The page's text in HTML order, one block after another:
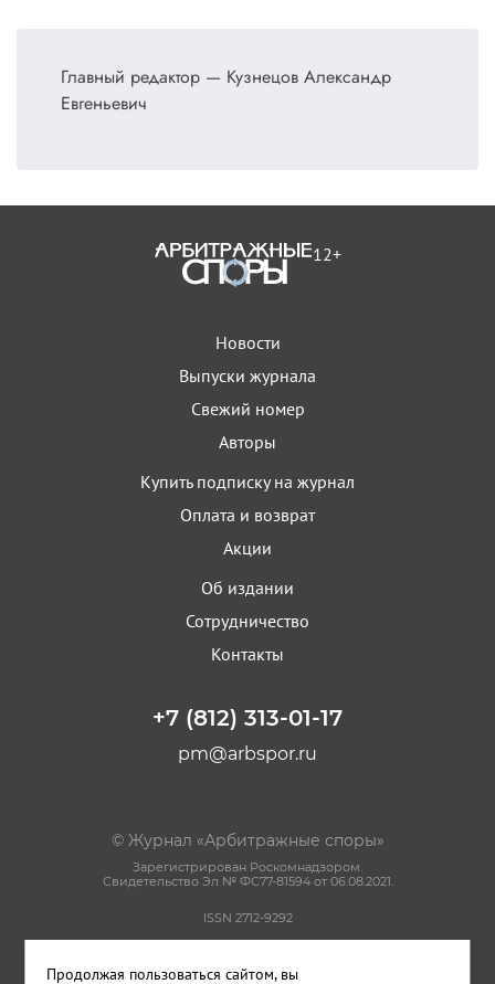
Главный редактор — Кузнецов Александр
Евгеньевич
12+
Новости
Выпуски журнала
Свежий номер
Авторы
Купить подписку на журнал
Оплата и возврат
Акции
Об издании
Сотрудничество
Контакты
+7 (812) 313-01-17
pm@arbspor.ru
© Журнал «Арбитражные споры»
Зарегистрирован Роскомнадзором.
Свидетельство Эл № ФС77-81594 от 06.08.2021.
ISSN 2712-9292
Пользовательское соглашение
Продолжая пользоваться сайтом, вы